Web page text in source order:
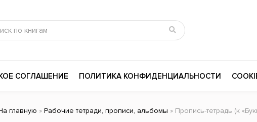
СОГЛАШЕНИЕ ПОЛИТИКА КОНФИДЕНЦИАЛЬНОСТИ
главную » Рабочие тетради, прописи, альбомы » Пропись-тетрадь (к «Букварю» Д: Б.